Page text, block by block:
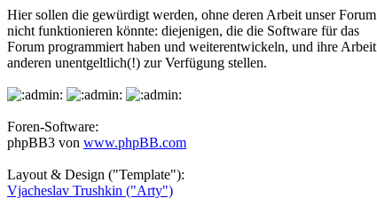
Hier sollen die gewürdigt werden, ohne deren Arbeit unser Forum
nicht funktionieren könnte: diejenigen, die die Software für das
Forum programmiert haben und weiterentwickeln, und ihre Arbeit
anderen unentgeltlich(!) zur Verfügung stellen.
Foren-Software:
phpBB3 von www.phpBB.com
Layout & Design ("Template"):
Vjacheslav Trushkin ("Arty")